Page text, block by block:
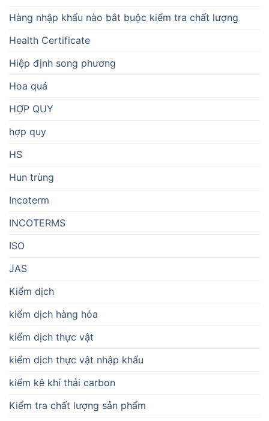
Hàng nhập khẩu nào bắt buộc kiểm tra chất lượng
Health Certificate
Hiệp định song phương
Hoa quả
HỢP QUY
hợp quy
HS
Hun trùng
Incoterm
INCOTERMS
ISO
JAS
Kiểm dịch
kiểm dịch hàng hóa
kiểm dịch thực vật
kiểm dịch thực vật nhập khẩu
kiểm kê khí thải carbon
Kiểm tra chất lượng sản phẩm